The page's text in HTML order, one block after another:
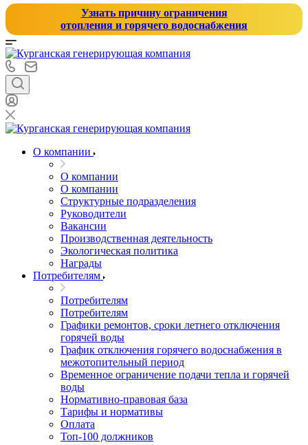
Узнать причину ограничения
отопления и горячего водоснабжения
О компании
О компании
О компании
Структурные подразделения
Руководители
Вакансии
Производственная деятельность
Экологическая политика
Награды
Потребителям
Потребителям
Потребителям
Графики ремонтов, сроки летнего отключения
горячей воды
График отключения горячего водоснабжения в
межотопительный период
Временное ограничение подачи тепла и горячей
воды
Нормативно-правовая база
Тарифы и нормативы
Оплата
Топ-100 должников